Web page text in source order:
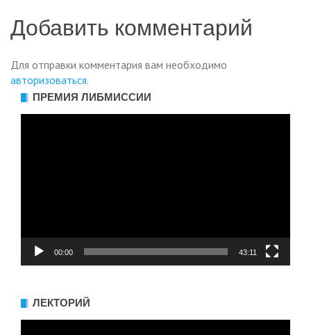
Добавить комментарий
Для отправки комментария вам необходимо
авторизоваться.
ПРЕМИЯ ЛИБМИССИИ
00:00 43:11
ЛЕКТОРИЙ